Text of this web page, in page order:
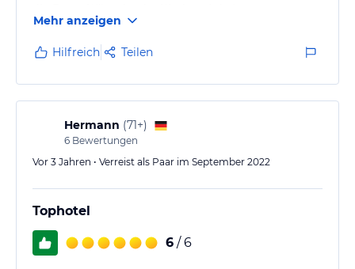
und alles sehr flexibel.
Mehr anzeigen
Hilfreich Teilen
Hermann (71+)
6 Bewertungen
Vor 3 Jahren • Verreist als Paar im September 2022
Tophotel
6 / 6